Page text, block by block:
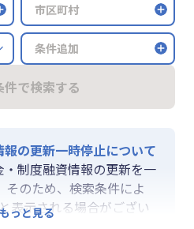
市区町村
条件追加
件で検索する
の更新一時停止について
制度融資情報の更新を一
そのため、検索条件によ
表示される場合がござい